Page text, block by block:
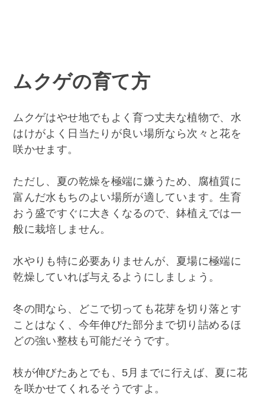
ムクゲの育て方
ムクゲはやせ地でもよく育つ丈夫な植物で、水
はけがよく日当たりが良い場所なら次々と花を
咲かせます。
ただし、夏の乾燥を極端に嫌うため、腐植質に
富んだ水もちのよい場所が適しています。生育
おう盛ですぐに大きくなるので、鉢植えでは一
般に栽培しません。
水やりも特に必要ありませんが、夏場に極端に
乾燥していれば与えるようにしましょう。
冬の間なら、どこで切っても花芽を切り落とす
ことはなく、今年伸びた部分まで切り詰めるほ
どの強い整枝も可能だそうです。
枝が伸びたあとでも、5月までに行えば、夏に花
を咲かせてくれるそうですよ。